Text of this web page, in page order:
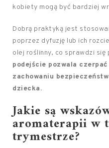
kobiety mogą być bardziej
Dobrą praktyką jest
poprzez dyfuzję lub ich
olej roślinny, co sprawdzi się
podejście pozwala
zachowaniu
dziecka.
Jakie są
aromaterapii w
trymestrze?